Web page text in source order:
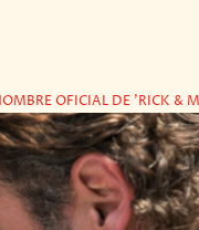
OFICIAL DE 'RICK &